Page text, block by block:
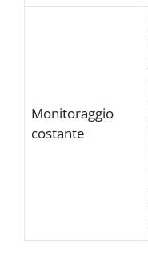
Monitoraggio
costante